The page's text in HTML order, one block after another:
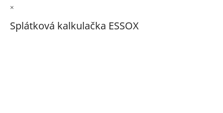
×
Splátková kalkulačka ESSOX